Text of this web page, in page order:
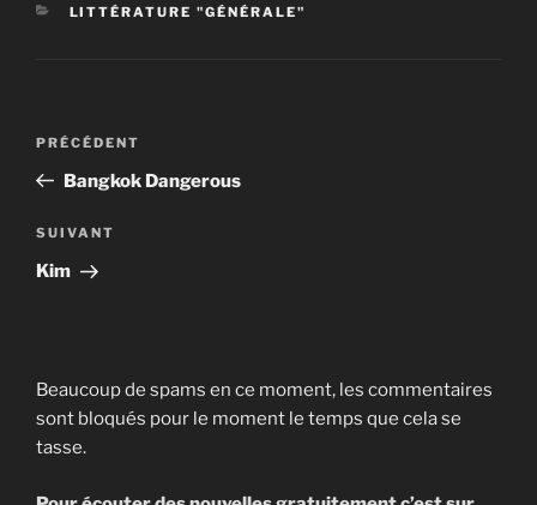
CATÉGORIES
LITTÉRATURE "GÉNÉRALE"
Navigation
l’article
Article
précédent
PRÉCÉDENT
Bangkok Dangerous
Article
suivant
SUIVANT
Kim
Beaucoup de spams en ce moment, les commentaires
sont bloqués pour le moment le temps que cela se
tasse.